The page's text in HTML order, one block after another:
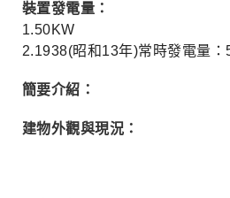
裝置發電量：
1.50KW
2.1938(昭和13年)常時發電量：
簡要介紹：
建物外觀與現況：